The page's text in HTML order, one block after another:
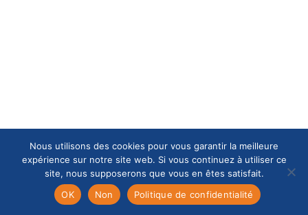
Nous utilisons des cookies pour vous garantir la meilleure
expérience sur notre site web. Si vous continuez à utiliser ce
site, nous supposerons que vous en êtes satisfait.
OK
Non Politique de confidentialité